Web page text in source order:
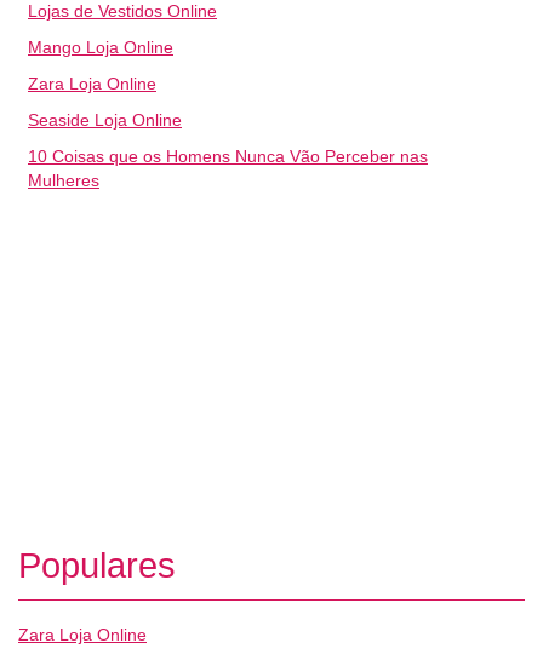
Lojas de Vestidos Online
Mango Loja Online
Zara Loja Online
Seaside Loja Online
10 Coisas que os Homens Nunca Vão Perceber nas
Mulheres
Populares
Zara Loja Online